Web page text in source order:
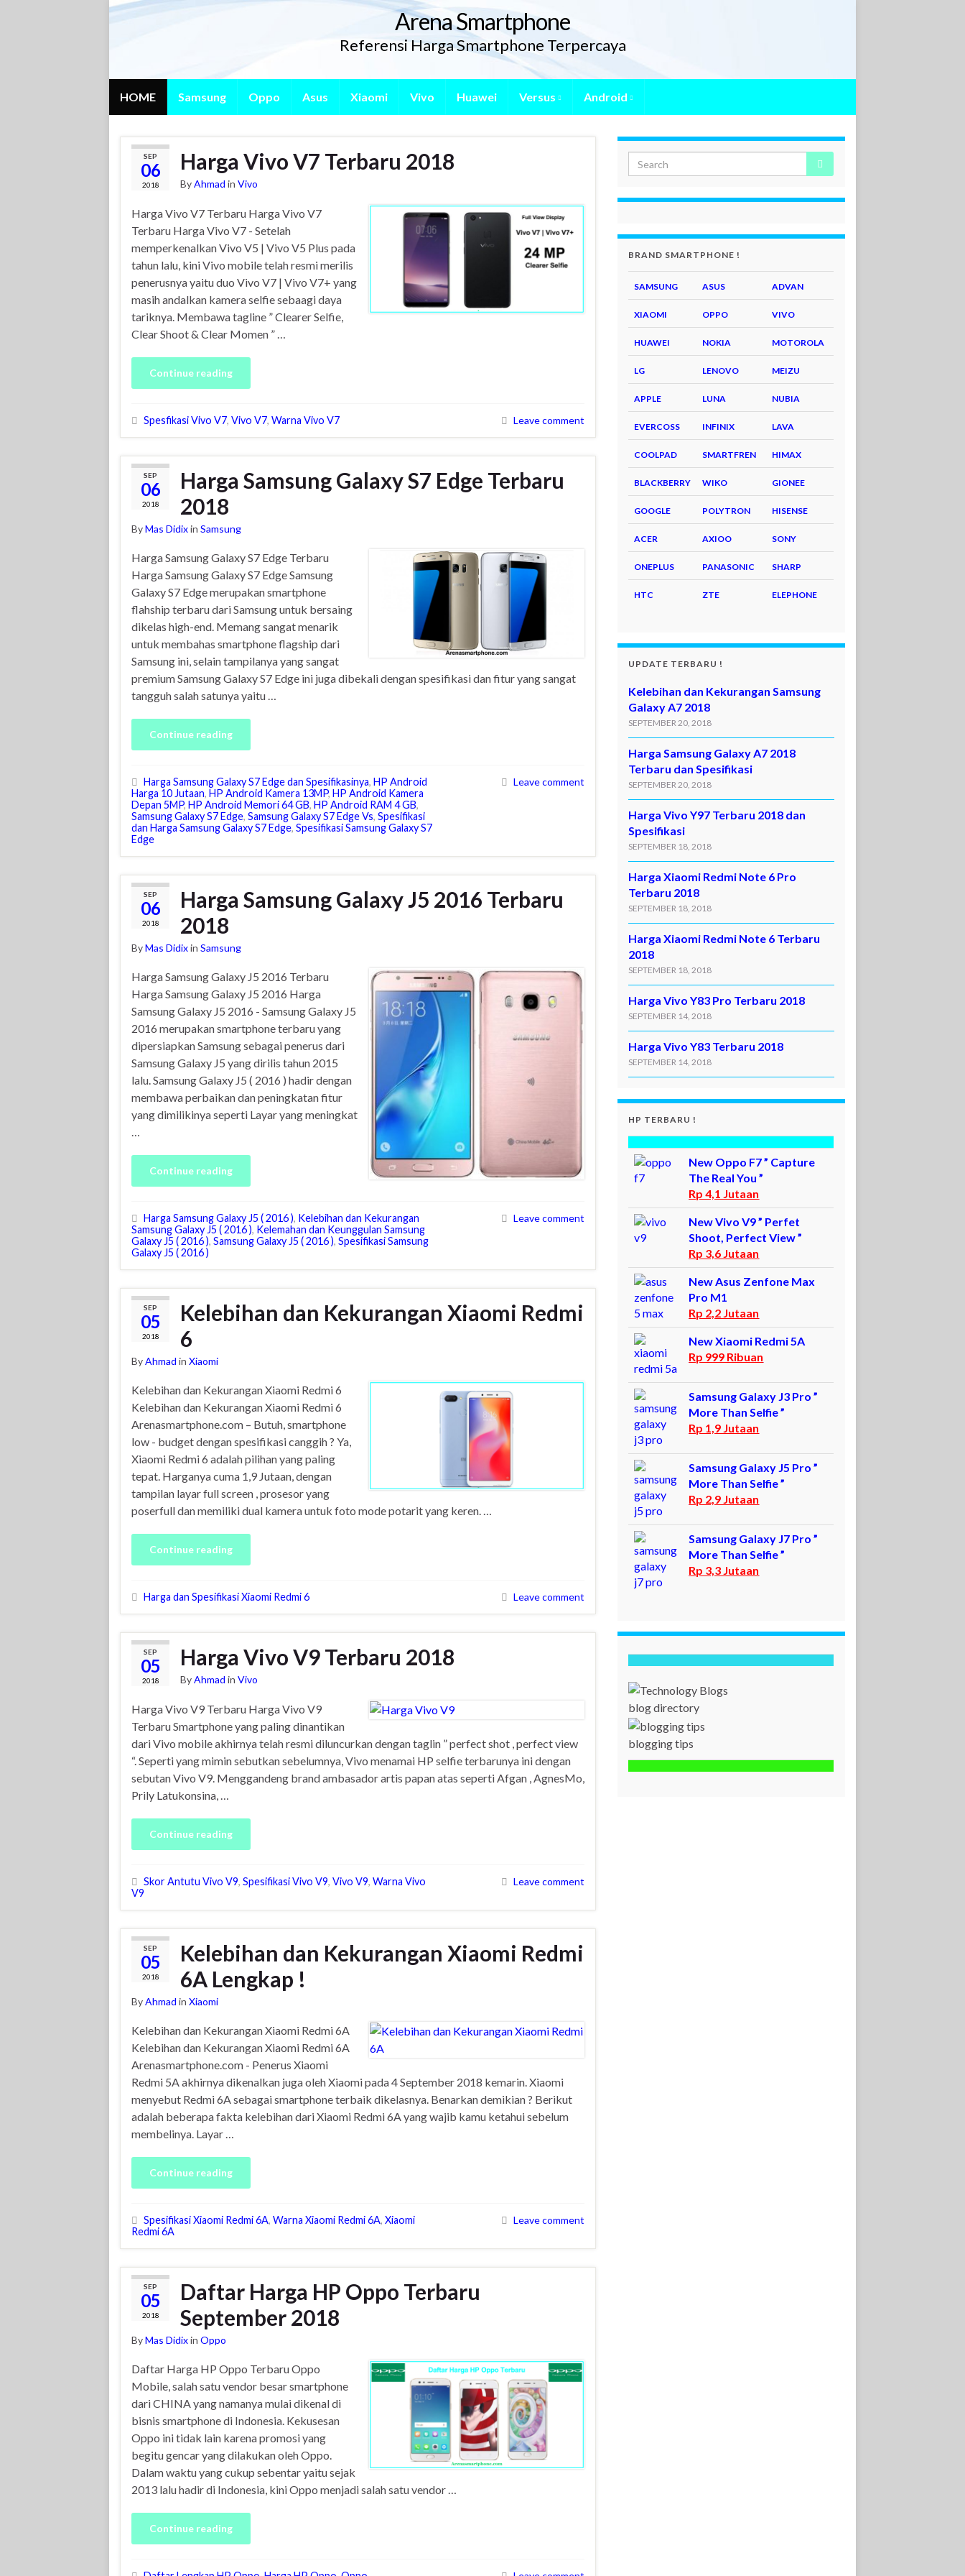
Arena Smartphone
Referensi Harga Smartphone Terpercaya
HOME Samsung Oppo Asus Xiaomi Vivo Huawei Versus Android
SEP
06
2018
Harga Vivo V7 Terbaru 2018
ByAhmad in Vivo
Harga Vivo V7 Terbaru Harga Vivo V7
Terbaru Harga Vivo V7 - Setelah
memperkenalkan Vivo V5 | Vivo V5 Plus pada
tahun lalu, kini Vivo mobile telah resmi merilis
penerusnya yaitu duo Vivo V7 | Vivo V7+ yang
masih andalkan kamera selfie sebaagi daya
tariknya. Membawa tagline ” Clearer Selfie,
Clear Shoot & Clear Momen ” …
Continue reading
Spesfikasi Vivo V7, Vivo V7, Warna Vivo V7 Leave comment
SEP
06
2018
Harga Samsung Galaxy S7 Edge Terbaru
2018
ByMas Didixin Samsung
Harga Samsung Galaxy S7 Edge Terbaru
Harga Samsung Galaxy S7 Edge Samsung
Galaxy S7 Edge merupakan smartphone
flahship terbaru dari Samsung untuk bersaing
dikelas high-end. Memang sangat menarik
untuk membahas smartphone flagship dari
Samsung ini, selain tampilanya yang sangat
premium Samsung Galaxy S7 Edge ini juga dibekali dengan spesifikasi dan fitur yang sangat
tangguh salah satunya yaitu …
Continue reading
Harga Samsung Galaxy S7 Edge dan Spesifikasinya, HP Android
Harga 10 Jutaan, HP Android Kamera 13MP, HP Android Kamera
Depan 5MP, HP Android Memori 64 GB, HP Android RAM 4 GB,
Samsung Galaxy S7 Edge, Samsung Galaxy S7 Edge Vs, Spesifikasi
dan Harga Samsung Galaxy S7 Edge, Spesifikasi Samsung Galaxy S7
Edge
Leave comment
SEP
06
2018
Harga Samsung Galaxy J5 2016 Terbaru
2018
ByMas Didixin Samsung
Harga Samsung Galaxy J5 2016 Terbaru
Harga Samsung Galaxy J5 2016 Harga
Samsung Galaxy J5 2016 - Samsung Galaxy J5
2016 merupakan smartphone terbaru yang
dipersiapkan Samsung sebagai penerus dari
Samsung Galaxy J5 yang dirilis tahun 2015
lalu. Samsung Galaxy J5 ( 2016 ) hadir dengan
membawa perbaikan dan peningkatan fitur
yang dimilikinya seperti Layar yang meningkat
…
Continue reading
Harga Samsung Galaxy J5 ( 2016 ), Kelebihan dan Kekurangan
Samsung Galaxy J5 ( 2016 ), Kelemahan dan Keunggulan Samsung
Galaxy J5 ( 2016 ), Samsung Galaxy J5 ( 2016 ), Spesifikasi Samsung
Galaxy J5 ( 2016 )
Leave comment
SEP
05
2018
Kelebihan dan Kekurangan Xiaomi Redmi
6
ByAhmad in Xiaomi
Kelebihan dan Kekurangan Xiaomi Redmi 6
Kelebihan dan Kekurangan Xiaomi Redmi 6
Arenasmartphone.com – Butuh, smartphone
low - budget dengan spesifikasi canggih ? Ya,
Xiaomi Redmi 6 adalah pilihan yang paling
tepat. Harganya cuma 1,9 Jutaan, dengan
tampilan layar full screen , prosesor yang
poserfull dan memiliki dual kamera untuk foto mode potarit yang keren. …
Continue reading
Harga dan Spesifikasi Xiaomi Redmi 6 Leave comment
SEP
05
2018
Harga Vivo V9 Terbaru 2018
ByAhmad in Vivo
Harga Vivo V9 Terbaru Harga Vivo V9
Terbaru Smartphone yang paling dinantikan
dari Vivo mobile akhirnya telah resmi diluncurkan dengan taglin ” perfect shot , perfect view
“. Seperti yang mimin sebutkan sebelumnya, Vivo menamai HP selfie terbarunya ini dengan
sebutan Vivo V9. Menggandeng brand ambasador artis papan atas seperti Afgan , AgnesMo,
Prily Latukonsina, …
Continue reading
Skor Antutu Vivo V9, Spesifikasi Vivo V9, Vivo V9, Warna Vivo
V9
Leave comment
SEP
05
2018
Kelebihan dan Kekurangan Xiaomi Redmi
6A Lengkap !
ByAhmad in Xiaomi
Kelebihan dan Kekurangan Xiaomi Redmi 6A
Kelebihan dan Kekurangan Xiaomi Redmi 6A
Arenasmartphone.com - Penerus Xiaomi
Redmi 5A akhirnya dikenalkan juga oleh Xiaomi pada 4 September 2018 kemarin. Xiaomi
menyebut Redmi 6A sebagai smartphone terbaik dikelasnya. Benarkan demikian ? Berikut
adalah beberapa fakta kelebihan dari Xiaomi Redmi 6A yang wajib kamu ketahui sebelum
membelinya. Layar …
Continue reading
Spesifikasi Xiaomi Redmi 6A, Warna Xiaomi Redmi 6A, Xiaomi
Redmi 6A
Leave comment
SEP
05
2018
Daftar Harga HP Oppo Terbaru
September 2018
ByMas Didixin Oppo
Daftar Harga HP Oppo Terbaru Oppo
Mobile, salah satu vendor besar smartphone
dari CHINA yang namanya mulai dikenal di
bisnis smartphone di Indonesia. Kekusesan
Oppo ini tidak lain karena promosi yang
begitu gencar yang dilakukan oleh Oppo.
Dalam waktu yang cukup sebentar yaitu sejak
2013 lalu hadir di Indonesia, kini Oppo menjadi salah satu vendor …
Continue reading
BRAND SMARTPHONE !
SAMSUNG ASUS ADVAN
XIAOMI OPPO VIVO
HUAWEI NOKIA MOTOROLA
LG LENOVO MEIZU
APPLE LUNA NUBIA
EVERCOSS INFINIX LAVA
COOLPAD SMARTFREN HIMAX
BLACKBERRY WIKO GIONEE
GOOGLE POLYTRON HISENSE
ACER AXIOO SONY
ONEPLUS PANASONIC SHARP
HTC ZTE ELEPHONE
UPDATE TERBARU !
Kelebihan dan Kekurangan Samsung
Galaxy A7 2018
SEPTEMBER 20, 2018
Harga Samsung Galaxy A7 2018
Terbaru dan Spesifikasi
SEPTEMBER 20, 2018
Harga Vivo Y97 Terbaru 2018 dan
Spesifikasi
SEPTEMBER 18, 2018
Harga Xiaomi Redmi Note 6 Pro
Terbaru 2018
SEPTEMBER 18, 2018
Harga Xiaomi Redmi Note 6 Terbaru
2018
SEPTEMBER 18, 2018
Harga Vivo Y83 Pro Terbaru 2018
SEPTEMBER 14, 2018
Harga Vivo Y83 Terbaru 2018
SEPTEMBER 14, 2018
HP TERBARU !
New Oppo F7 ” Capture
The Real You ”
Rp 4,1 Jutaan
New Vivo V9 ” Perfet
Shoot, Perfect View ”
Rp 3,6 Jutaan
New Asus Zenfone Max
Pro M1
Rp 2,2 Jutaan
New Xiaomi Redmi 5A
Rp 999 Ribuan
Samsung Galaxy J3 Pro ”
More Than Selfie ”
Rp 1,9 Jutaan
Samsung Galaxy J5 Pro ”
More Than Selfie ”
Rp 2,9 Jutaan
Samsung Galaxy J7 Pro ”
More Than Selfie ”
Rp 3,3 Jutaan
blog directory
blogging tips